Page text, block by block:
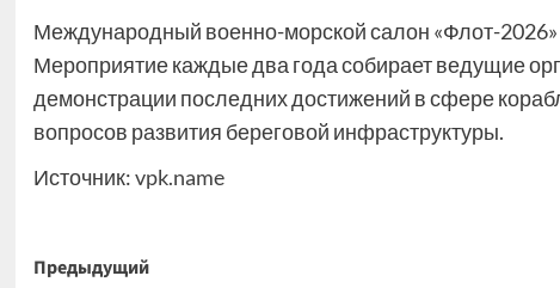
Международный военно-морской салон «Флот-
Мероприятие каждые два года собирает ведущие
демонстрации последних достижений в сфере
вопросов развития береговой инфраструктуры.
Источник:vpk.name
Навигация
Предыдущий